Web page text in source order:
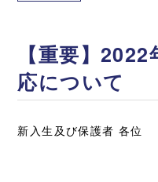
【重要】
応について
新入生及び保護者 各位